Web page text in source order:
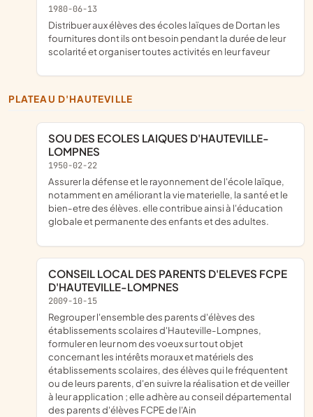
1980-06-13
distribuer aux élèves des écoles laïques de Dortan les
fournitures dont ils ont besoin pendant la durée de leur
scolarité et organiser toutes activités en leur faveur
PLATEAU D'HAUTEVILLE
SOU DES ECOLES LAIQUES D'HAUTEVILLE-
LOMPNES
1950-02-22
assurer la défense et le rayonnement de l'école laïque,
notamment en améliorant la vie materielle, la santé et le
bien-etre des élèves. elle contribue ainsi à l'éducation
globale et permanente des enfants et des adultes.
CONSEIL LOCAL DES PARENTS D'ELEVES FCPE
D'HAUTEVILLE-LOMPNES
2009-10-15
regrouper l'ensemble des parents d'élèves des
établissements scolaires d'Hauteville-Lompnes,
formuler en leur nom des voeux sur tout objet
concernant les intérêts moraux et matériels des
établissements scolaires, des élèves qui le fréquentent
ou de leurs parents, d'en suivre la réalisation et de veiller
à leur application ; elle adhère au conseil départemental
des parents d'élèves FCPE de l'Ain